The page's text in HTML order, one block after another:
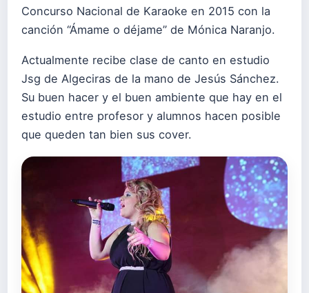
Concurso Nacional de Karaoke en 2015 con la
canción “Ámame o déjame” de Mónica Naranjo.
Actualmente recibe clase de canto en estudio
Jsg de Algeciras de la mano de Jesús Sánchez.
Su buen hacer y el buen ambiente que hay en el
estudio entre profesor y alumnos hacen posible
que queden tan bien sus cover.